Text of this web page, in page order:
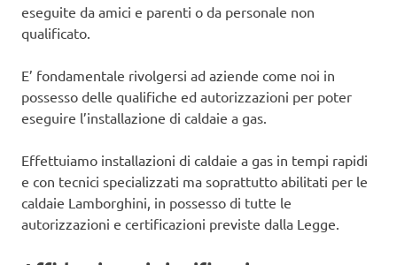
eseguite da amici e parenti o da personale non
qualificato.
E’ fondamentale rivolgersi ad aziende come noi in
possesso delle qualifiche ed autorizzazioni per poter
eseguire l’installazione di caldaie a gas.
Effettuiamo installazioni di caldaie a gas in tempi rapidi
e con tecnici specializzati ma soprattutto abilitati per le
caldaie Lamborghini, in possesso di tutte le
autorizzazioni e certificazioni previste dalla Legge.